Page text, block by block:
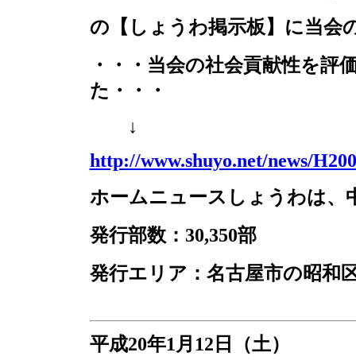
の【しょうわ掲示板】に当会
・・・当会の社会貢献性を評
た・・・
↓
http://www.shuyo.net/news/
ホームニュースしょうわは、
発行部数： 30,350部
発行エリア：名古屋市の昭和
平成20年1 月 12 日（土）